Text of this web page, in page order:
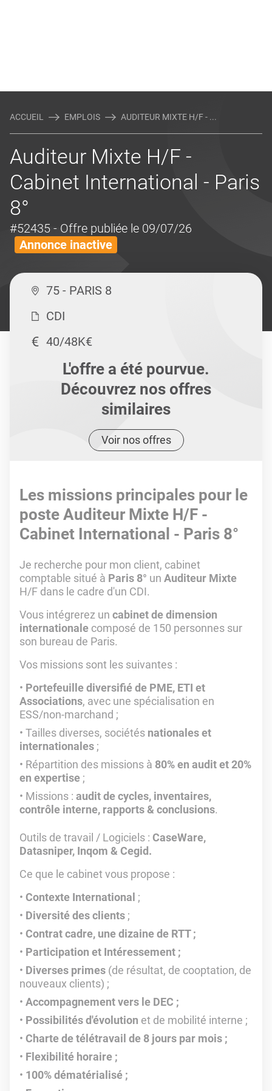
ACCUEIL EMPLOIS AUDITEUR MIXTE H/F - ...
Auditeur Mixte H/F -
Cabinet International - Paris
8°
#52435 - Offre publiée le 09/07/26
Annonce inactive
75 - PARIS 8
CDI
40/48K€
L'offre a été pourvue.
Découvrez nos offres
similaires
Voir nos offres
Les missions principales pour le
poste Auditeur Mixte H/F -
Cabinet International - Paris 8°
Je recherche pour mon client, cabinet
comptable situé à Paris 8° un Auditeur Mixte
H/F dans le cadre d'un CDI.
Vous intégrerez un cabinet de dimension
internationale composé de 150 personnes sur
son bureau de Paris.
Vos missions sont les suivantes :
Portefeuille diversifié de PME, ETI et
Associations, avec une spécialisation en
ESS/non-marchand ;
Tailles diverses, sociétés nationales et
internationales ;
Répartition des missions à 80% en audit et 20%
en expertise ;
Missions : audit de cycles, inventaires,
contrôle interne, rapports & conclusions.
Outils de travail / Logiciels : CaseWare,
Datasniper, Inqom & Cegid.
Ce que le cabinet vous propose :
Contexte International ;
Diversité des clients ;
Contrat cadre, une dizaine de RTT ;
Participation et Intéressement ;
Diverses primes (de résultat, de cooptation, de
nouveaux clients) ;
Accompagnement vers le DEC ;
Possibilités d'évolution et de mobilité interne ;
Charte de télétravail de 8 jours par mois ;
Flexibilité horaire ;
100% dématérialisé ;